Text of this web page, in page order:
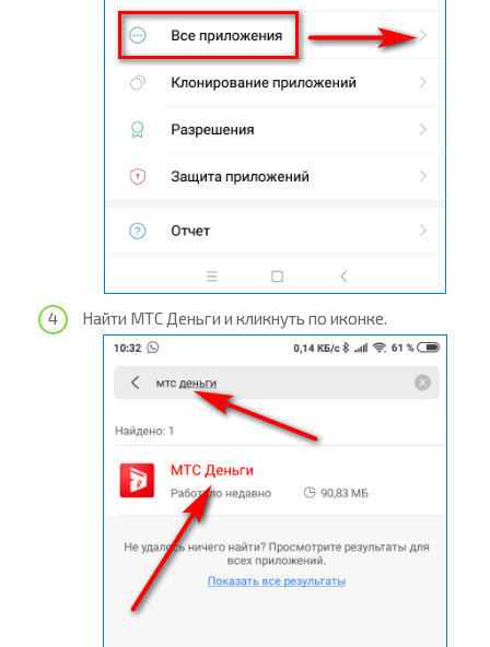
Найти МТС Деньги и кликнуть по иконке.